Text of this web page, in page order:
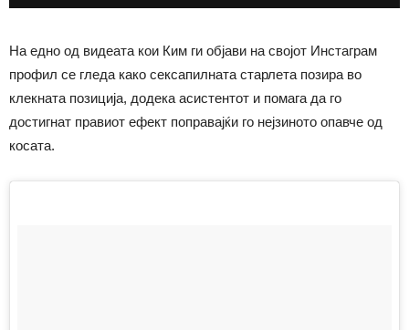
На едно од видеата кои Ким ги објави на својот Инстаграм
профил се гледа како сексапилната старлета позира во
клекната позиција, додека асистентот и помага да го
достигнат правиот ефект поправајќи го нејзиното опавче од
косата.